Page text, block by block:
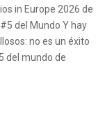
in Europe 2026 de
del Mundo Y hay
no es un éxito
del mundo de